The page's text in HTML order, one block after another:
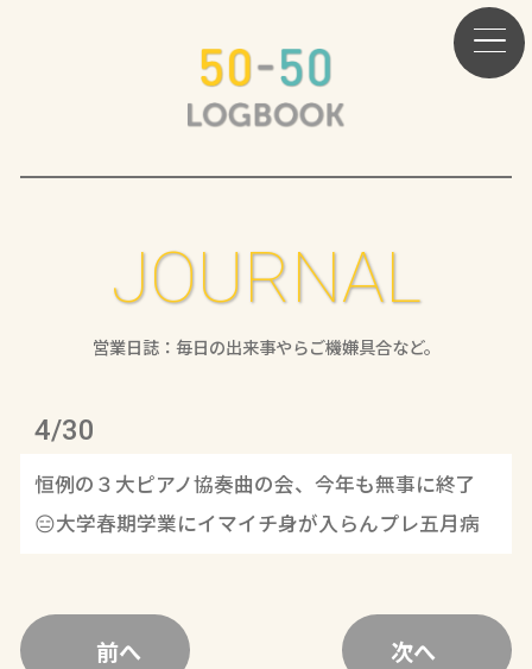
JOURNAL
営業日誌：毎日の出来事やらご機嫌具合など。
4/30
恒例の３大ピアノ協奏曲の会、今年も無事に終了
😑大学春期学業にイマイチ身が入らんプレ五月病
前へ 次へ